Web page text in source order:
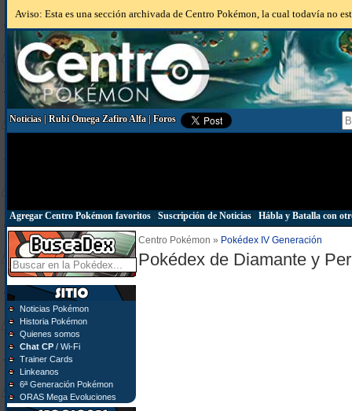
Aviso: Esta es una sección archivada de Centro Pokémon, la cual todavía no
Noticias|Rubí Omega Zafiro Alfa|Foros
Agregar Centro Pokémon favoritos| Suscripción de Noticias| Hábla y Batalla con
Noticias Pokémon
Historia Pokémon
Quienes somos
Chat CP/ Wi-Fi
Trainer Cards
Linkeanos
6ª Generación Pokémon
ORAS Mega Evoluciones
Centro Pokémon » Pokédex IV Generación
Pokédex de Diamante y